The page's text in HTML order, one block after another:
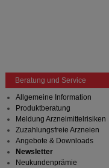
Beratung und Service
Allgemeine Information
Produktberatung
Meldung Arzneimittelrisiken
Zuzahlungsfreie Arzneien
Angebote & Downloads
Newsletter
Neukundenprämie